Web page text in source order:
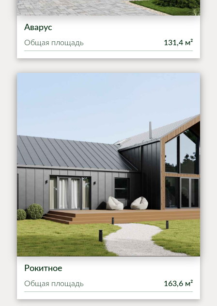
Аварус
Общая площадь 131,4 м²
Рокитное
Общая площадь 163,6 м²